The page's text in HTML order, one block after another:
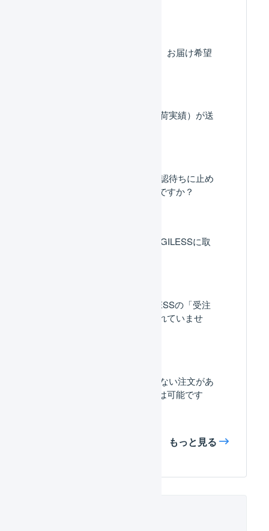
Shopify : お届け希望日、お届け希望
Shopify：出荷通知（出荷実績）が送
Shopify：不正注文を確認待ちに止め
るにはどうしたらいいですか？
Shopify : 受注情報がLOGILESSに取
Shopify : タグがLOGILESSの「受注
伝票のタグ」に反映されていませ
Shopify：取り込みたくない注文があ
ります、設定することは可能です
もっと見る